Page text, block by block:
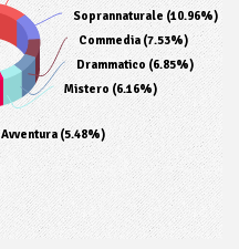
Soprannaturale (10.96%)
Commedia (7.53%)
Drammatico (6.85%)
Mistero (6.16%)
Avventura (5.48%)